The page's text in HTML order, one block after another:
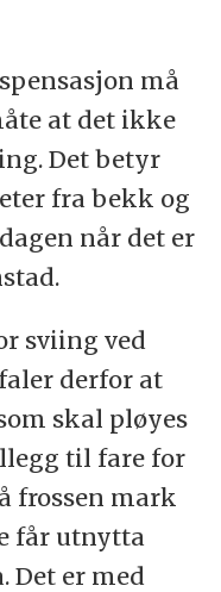
må
at det ikke
Det betyr
fra bekk og
når det er
sviing ved
derfor at
skal pløyes
til fare for
frossen mark
får utnytta
Det er med